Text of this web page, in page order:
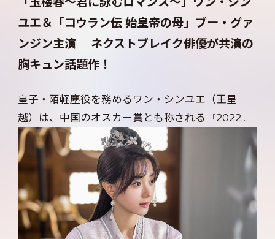
食事中も寝るときも常に手を繋がれ、ほぼ毎日一
心同体で生活することになった林池は、次第に彼
ドキ満載の恋の行方は!?
ユエ＆「コウラン伝 始皇帝の母」ブー・グァ
ンジン主演 ネクストブレイク俳優が共演の
胸キュン話題作！
皇子・陌軽塵役を務めるワン・シンユエ（王星
越）は、中国のオスカー賞とも称される『2022金
骨朶網絡影視線上盛典』で、『今年の新人賞』に輝
きネクストブレイカーとして注目される若手俳
優。
本作の主演を機に、「玉楼春～君に詠むロマンス
～」、アレン・レン×バイ・ルー共演の時代劇「周